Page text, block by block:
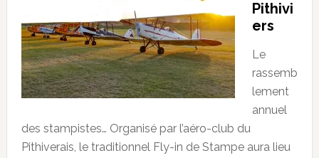
Pithivi
ers
Le
rassemb
lement
annuel
des stampistes… Organisé par l’aéro-club du
Pithiverais, le traditionnel Fly-in de Stampe aura lieu